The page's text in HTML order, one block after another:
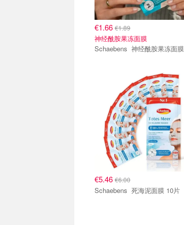
€1.66 €1.89
神经酰胺果冻面膜
Schaebens 神经酰胺果冻面膜
€5.46 €6.00
Schaebens 死海泥面膜 10片